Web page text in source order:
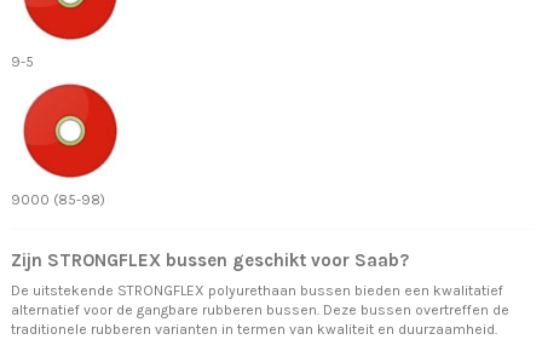
9-5
9000 (85-98)
Zijn STRONGFLEX bussen geschikt voor Saab?
De uitstekende STRONGFLEX polyurethaan bussen bieden een kwalitatief
alternatief voor de gangbare rubberen bussen. Deze bussen overtreffen de
traditionele rubberen varianten in termen van kwaliteit en duurzaamheid.